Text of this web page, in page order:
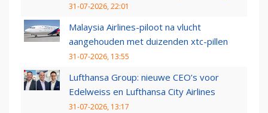
31-07-2026, 22:01
Malaysia Airlines-piloot na vlucht
aangehouden met duizenden xtc-pillen
31-07-2026, 13:55
Lufthansa Group: nieuwe CEO’s voor
Edelweiss en Lufthansa City Airlines
31-07-2026, 13:17